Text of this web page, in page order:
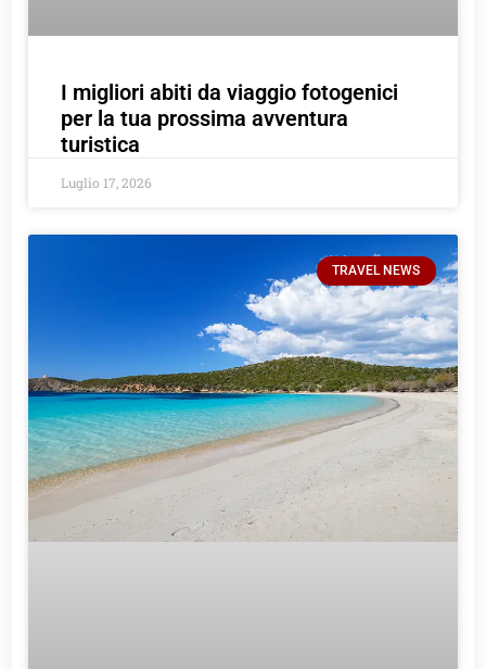
I migliori abiti da viaggio fotogenici
per la tua prossima avventura
turistica
Luglio 17, 2026
TRAVEL NEWS